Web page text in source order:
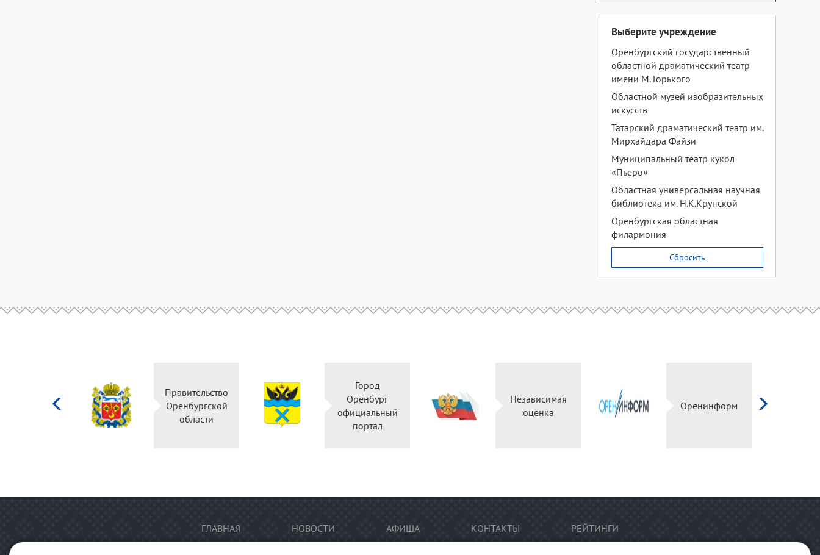
Выберите учреждение
Оренбургский государственный
областной драматический театр
имени М. Горького
Областной музей изобразительных
искусств
Татарский драматический театр им.
Мирхайдара Файзи
Муниципальный театр кукол
«Пьеро»
Областная универсальная научная
библиотека им. Н.К.Крупской
Оренбургская областная
филармония
Сбросить
Правительство
Оренбургской
области
Город
Оренбург
официальный
портал
Независимая
оценка
Оренинформ
ГЛАВНАЯ НОВОСТИ АФИША КОНТАКТЫ РЕЙТИНГИ